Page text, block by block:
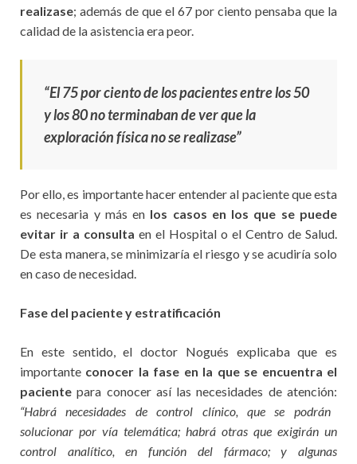
realizase; además de que el 67 por ciento pensaba que la
calidad de la asistencia era peor.
“El 75 por ciento de los pacientes entre los 50
y los 80 no terminaban de ver que la
exploración física no se realizase”
Por ello, es importante hacer entender al paciente que esta
es necesaria y más en los casos en los que se puede
evitar ir a consulta en el Hospital o el Centro de Salud.
De esta manera, se minimizaría el riesgo y se acudiría solo
en caso de necesidad.
Fase del paciente y estratificación
En este sentido, el doctor Nogués explicaba que es
importante conocer la fase en la que se encuentra el
paciente para conocer así las necesidades de atención:
“Habrá necesidades de control clínico, que se podrán
solucionar por vía telemática; habrá otras que exigirán un
control analítico, en función del fármaco; y algunas